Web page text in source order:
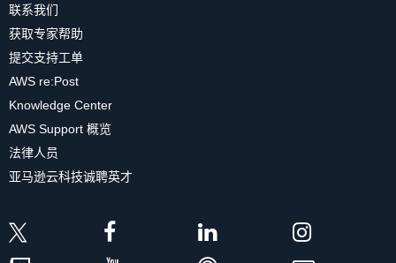
联系我们
获取专家帮助
提交支持工单
AWS re:Post
Knowledge Center
AWS Support 概览
法律人员
亚马逊云科技诚聘英才